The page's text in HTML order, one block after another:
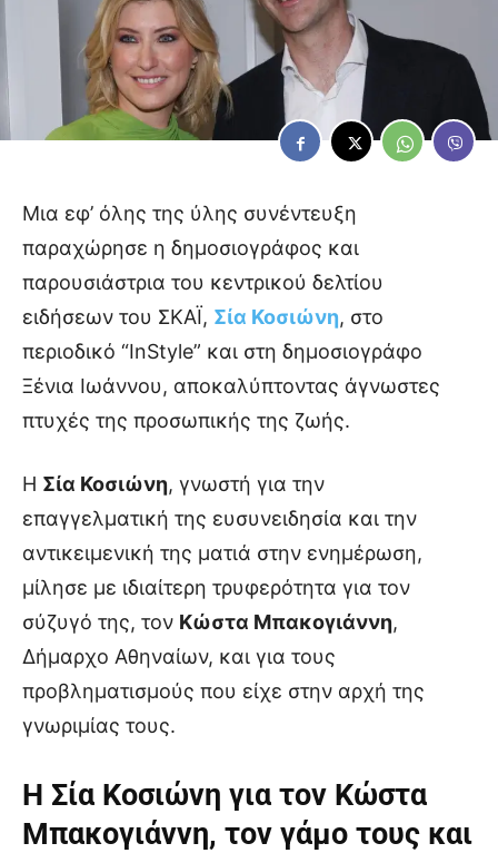
Μια εφ’ όλης της ύλης συνέντευξη
παραχώρησε η δημοσιογράφος και
παρουσιάστρια του κεντρικού δελτίου
ειδήσεων του ΣΚΑΪ, Σία Κοσιώνη, στο
περιοδικό “InStyle” και στη δημοσιογράφο
Ξένια Ιωάννου, αποκαλύπτοντας άγνωστες
πτυχές της προσωπικής της ζωής.
Η Σία Κοσιώνη, γνωστή για την
επαγγελματική της ευσυνειδησία και την
αντικειμενική της ματιά στην ενημέρωση,
μίλησε με ιδιαίτερη τρυφερότητα για τον
σύζυγό της, τον Κώστα Μπακογιάννη,
Δήμαρχο Αθηναίων, και για τους
προβληματισμούς που είχε στην αρχή της
γνωριμίας τους.
Η Σία Κοσιώνη για τον Κώστα
Μπακογιάννη, τον γάμο τους και